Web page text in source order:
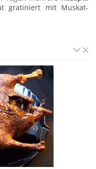
gratiniert mit Muskat-